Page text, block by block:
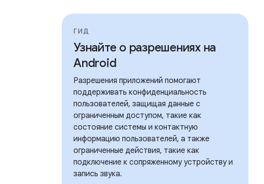
ГИД
Узнайте о разрешениях на
Android
Разрешения приложений помогают
поддерживать конфиденциальность
пользователей, защищая данные с
ограниченным доступом, такие как
состояние системы и контактную
информацию пользователей, а также
ограниченные действия, такие как
подключение к сопряженному устройству и
запись звука.